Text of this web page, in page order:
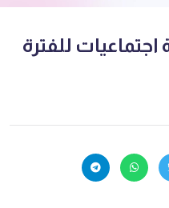
للفترة